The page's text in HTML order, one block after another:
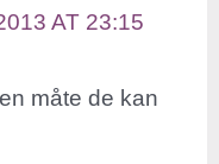
AT 23:15
måte de kan